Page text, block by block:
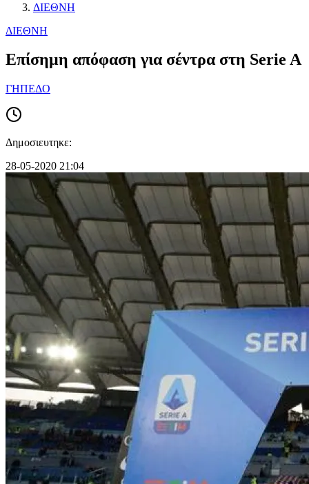
ΔΙΕΘΝΗ
ΔΙΕΘΝΗ
Επίσημη απόφαση για σέντρα στη Serie A
ΓΗΠΕΔΟ
Δημοσιευτηκε:
28-05-2020 21:04